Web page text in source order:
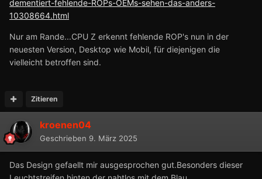
dementiert-fehlende-ROPs-OEMs-sehen-das-anders-
10308664.html
Nur am Rande...CPU Z erkennt fehlende ROP's nun in der
neuesten Version, Desktop wie Mobil, für diejenigen die
vielleicht betroffen sind.
Zitieren
kroenen04
Geschrieben 9. März 2025
Das Design gefaellt mir ausgesprochen gut.Besonders dieser